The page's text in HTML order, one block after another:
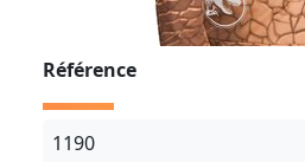
Référence
1190